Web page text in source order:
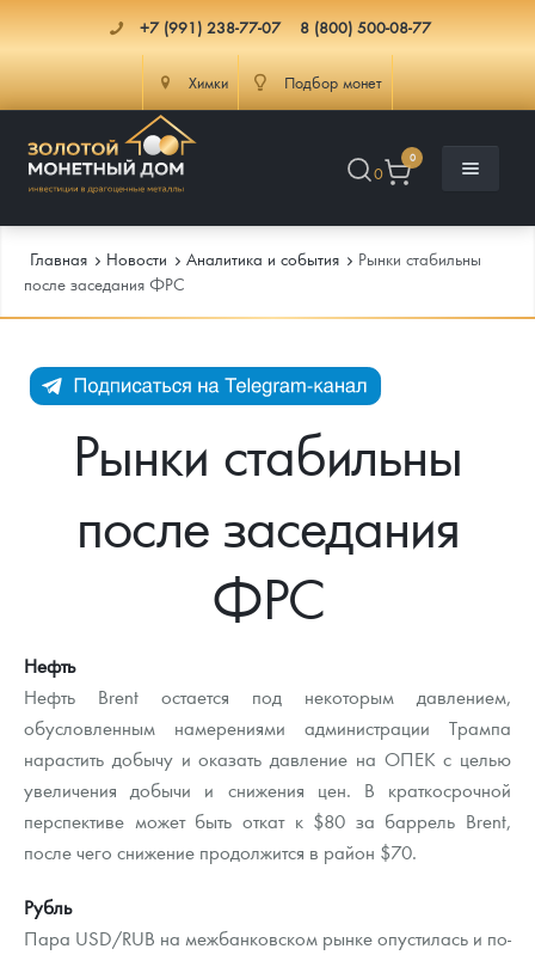
+7 (991) 238-77-07 8 (800) 500-08-77
Химки Подбор монет
0
0
Каталог Монет
Инвестиционные монеты
Монеты стран мира после 1950г
Золотой червонец Сеятель
Золотые слитки
Аксессуары
Гарри Поттер
Флот: ледоколы и корабли
Инфо
Как сделать заказ
Выкуп монет
Выкуп серебряных монет
Вопрос - ответ
Памятка для работы с монетами из драгметаллов
Условия возврата
Политика конфиденциальности
Доставка
Распродажа монет и жетонов
Итоги 2025 года. Прогноз курсов золота, серебра, платины на
2026 год
Cтатьи
Георгий Победоносец - динамика цен
Курс золота и серебра
Лом выкуп
Скупка слитков
Контакты
О нас
Наши преимущества
Письмо директору
Главная Новости Аналитика и события
Рынки стабильны
после заседания ФРС
Рынки стабильны
после заседания
ФРС
Нефть
Нефть Brent остается под некоторым давлением,
обусловленным намерениями администрации Трампа
нарастить добычу и оказать давление на ОПЕК с целью
увеличения добычи и снижения цен. В краткосрочной
перспективе может быть откат к $80 за баррель Brent,
после чего снижение продолжится в район $70.
Рубль
Пара USD/RUB на межбанковском рынке опустилась и по-